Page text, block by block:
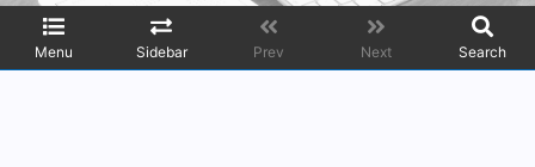
Menu Sidebar Prev Next Search